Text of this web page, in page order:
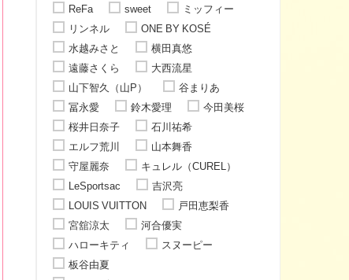
ReFa
sweet
ミッフィー
リンネル
ONE BY KOSÉ
水越みさと
横田真悠
遠藤さくら
大西流星
山下智久（山P）
谷まりあ
冨永愛
鈴木愛理
今田美桜
桜井日奈子
石川祐希
エルフ荒川
山本舞香
守屋麗奈
キュレル（CUREL）
LeSportsac
吉沢亮
LOUIS VUITTON
戸田恵梨香
宮舘涼太
河合優実
ハローキティ
スヌーピー
板谷由夏